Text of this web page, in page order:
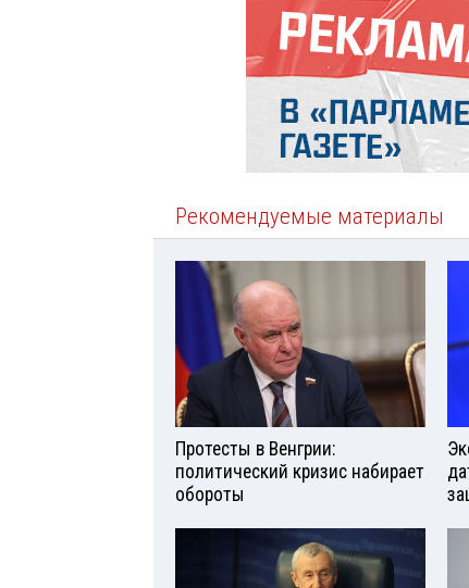
Рекомендуемые материалы
Протесты в Венгрии:
политический кризис набирает
обороты